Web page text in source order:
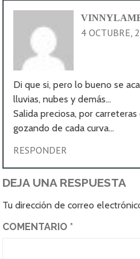
4 OCTUBRE,
Di que si, pero lo bueno se
lluvias, nubes y demás…
Salida preciosa, por
gozando de cada curva…
RESPONDER
DEJA UNA RESPUESTA
Tu dirección de correo
COMENTARIO*